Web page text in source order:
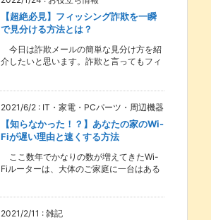
【超絶必見】フィッシング詐欺を一瞬
で見分ける方法とは？
今日は詐欺メールの簡単な見分け方を紹
介したいと思います。詐欺と言ってもフィ
2021/6/2 : IT・家電・PCパーツ・周辺機器
【知らなかった！？】あなたの家のWi-
Fiが遅い理由と速くする方法
ここ数年でかなりの数が増えてきたWi-
Fiルーターは、大体のご家庭に一台はある
2021/2/11 : 雑記